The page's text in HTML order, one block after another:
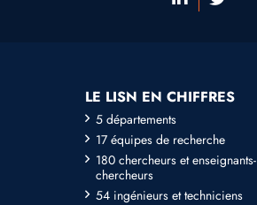
LE LISN EN CHIFFRES
5 départements
17 équipes de recherche
180 chercheurs et enseignants-
chercheurs
54 ingénieurs et techniciens